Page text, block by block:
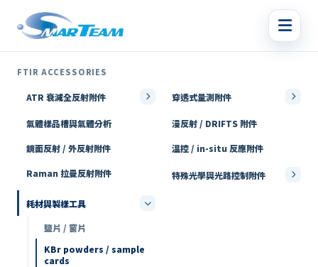
FTIR ACCESSORIES
ATR 衰減全反射附件 穿透式量測附件
氣體樣品槽與氣體分析 漫反射 / DRIFTS 附件
鏡面反射 / 外反射附件 溫控 / in-situ 反應附件
Raman 拉曼反射附件 特殊光學與光路控制附件
耗材與製樣工具
鹽片 / 窗片
KBr powders / sample
cards